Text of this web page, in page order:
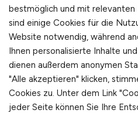
sie im laufenden Betrieb
ITSTEPS liefert genau
die Toolpflege, sondern
Steuerung der IT-
Typische Aufgaben:
Beobachtungsmetriken,
bestmöglich und mit relevanten
sind einige Cookies für die
Website notwendig, während
Ihnen personalisierte Inhalte
dienen außerdem anonymen
"Alle akzeptieren" klicken,
Cookies zu. Unter dem Link
jeder Seite können Sie Ihre